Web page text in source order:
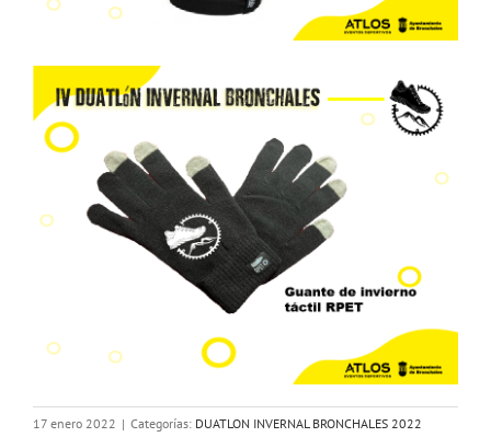
17 enero 2022 | Categorías: DUATLON INVERNAL BRONCHALES 2022